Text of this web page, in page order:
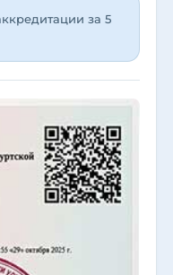
за 5